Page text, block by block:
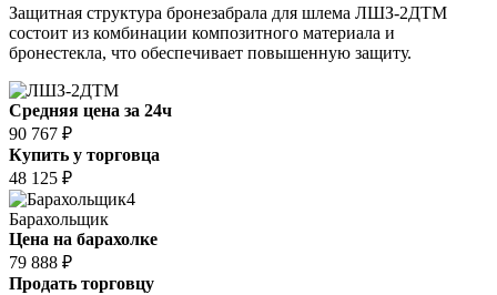
Защитная структура бронезабрала для шлема ЛШЗ-2ДТМ
состоит из комбинации композитного материала и
бронестекла, что обеспечивает повышенную защиту.
Средняя цена за 24ч
90 767 ₽
Купить у торговца
48 125 ₽
4
Барахольщик
Цена на барахолке
79 888 ₽
Продать торговцу